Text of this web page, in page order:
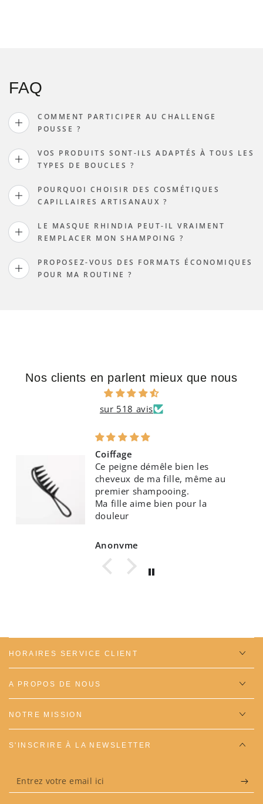
FAQ
COMMENT PARTICIPER AU CHALLENGE
POUSSE ?
VOS PRODUITS SONT-ILS ADAPTÉS À TOUS LES
TYPES DE BOUCLES ?
POURQUOI CHOISIR DES COSMÉTIQUES
CAPILLAIRES ARTISANAUX ?
LE MASQUE RHINDIA PEUT-IL VRAIMENT
REMPLACER MON SHAMPOING ?
PROPOSEZ-VOUS DES FORMATS ÉCONOMIQUES
POUR MA ROUTINE ?
Nos clients en parlent mieux que nous
sur 518 avis
Coiffage
Ce peigne démêle bien les
cheveux de ma fille, même au
premier shampooing.
Ma fille aime bien pour la
douleur
Anonyme
HORAIRES SERVICE CLIENT
A PROPOS DE NOUS
NOTRE MISSION
S'INSCRIRE À LA NEWSLETTER
Entrez
votre